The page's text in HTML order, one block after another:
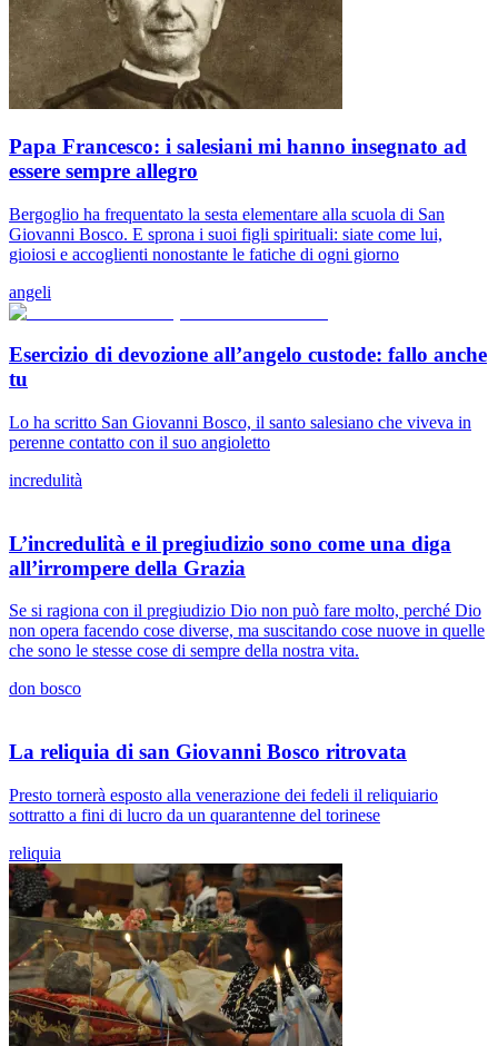
Papa Francesco: i salesiani mi hanno insegnato ad
essere sempre allegro
Bergoglio ha frequentato la sesta elementare alla scuola di San
Giovanni Bosco. E sprona i suoi figli spirituali: siate come lui,
gioiosi e accoglienti nonostante le fatiche di ogni giorno
angeli
Esercizio di devozione all’angelo custode: fallo anche
tu
Lo ha scritto San Giovanni Bosco, il santo salesiano che viveva in
perenne contatto con il suo angioletto
incredulità
L’incredulità e il pregiudizio sono come una diga
all’irrompere della Grazia
Se si ragiona con il pregiudizio Dio non può fare molto, perché Dio
non opera facendo cose diverse, ma suscitando cose nuove in quelle
che sono le stesse cose di sempre della nostra vita.
don bosco
La reliquia di san Giovanni Bosco ritrovata
Presto tornerà esposto alla venerazione dei fedeli il reliquiario
sottratto a fini di lucro da un quarantenne del torinese
reliquia